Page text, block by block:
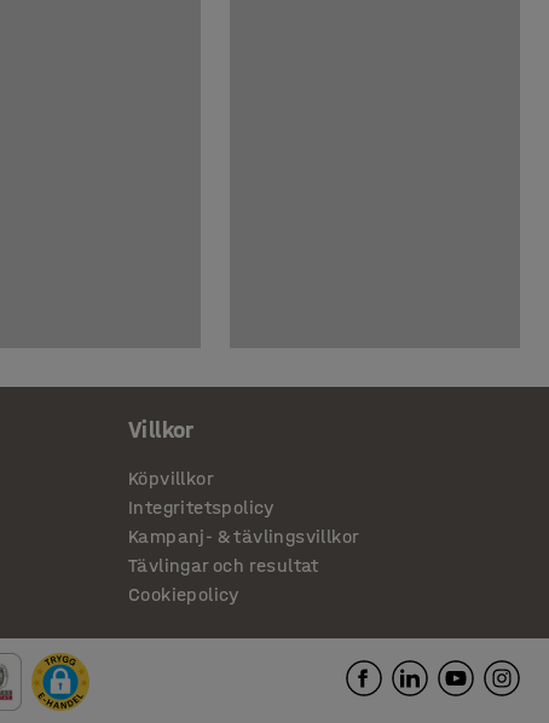
Villkor
Köpvillkor
Integritetspolicy
Kampanj- & tävlingsvillkor
Tävlingar och resultat
Cookiepolicy